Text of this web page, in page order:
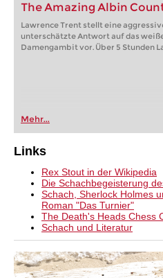
The Amazing Albin
Lawrence Trent stellt eine
unterschätzte Antwort auf das
Damengambit vor. Über 5 Stunden
Mehr...
Links
Rex Stout in der Wikipedia
Die Schachbegeisterung
Schach, Sherlock Holmes
Roman "Das Turnier"
The Death's Heads Chess
Schach und Literatur